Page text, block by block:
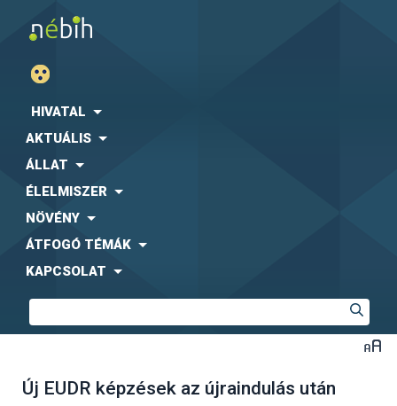
HIVATAL
AKTUÁLIS
ÁLLAT
ÉLELMISZER
NÖVÉNY
ÁTFOGÓ TÉMÁK
KAPCSOLAT
Új EUDR képzések az újraindulás után